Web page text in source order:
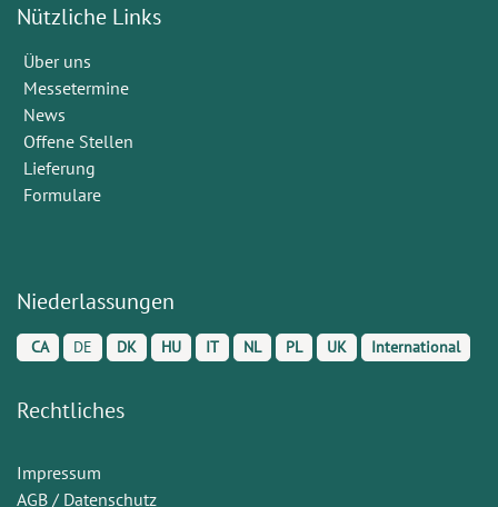
Nützliche Links
Über uns
Messetermine
News
Offene Stellen
Lieferung
Formulare
Niederlassungen
CA DE DK HU IT NL PL UK International
Rechtliches
Impressum
AGB / Datenschutz